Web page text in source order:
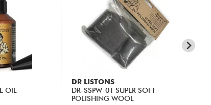
OIL
DR LISTONS
DR-SSPW-01 SUPER SOFT
POLISHING WOOL